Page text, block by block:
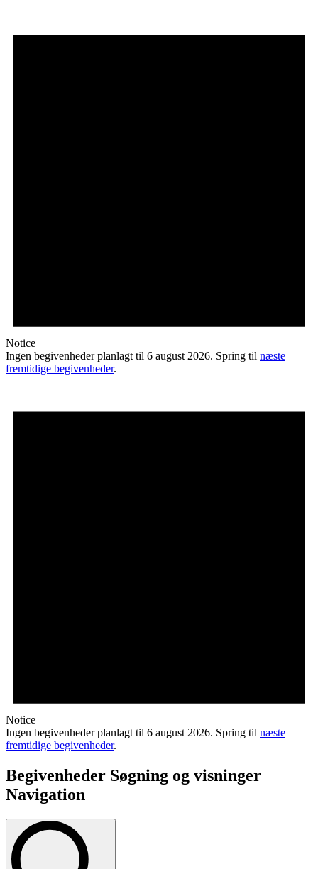
Notice
Ingen begivenheder planlagt til 6 august 2026. Spring til næste
fremtidige begivenheder.
Notice
Ingen begivenheder planlagt til 6 august 2026. Spring til næste
fremtidige begivenheder.
Begivenheder Søgning og visninger
Navigation